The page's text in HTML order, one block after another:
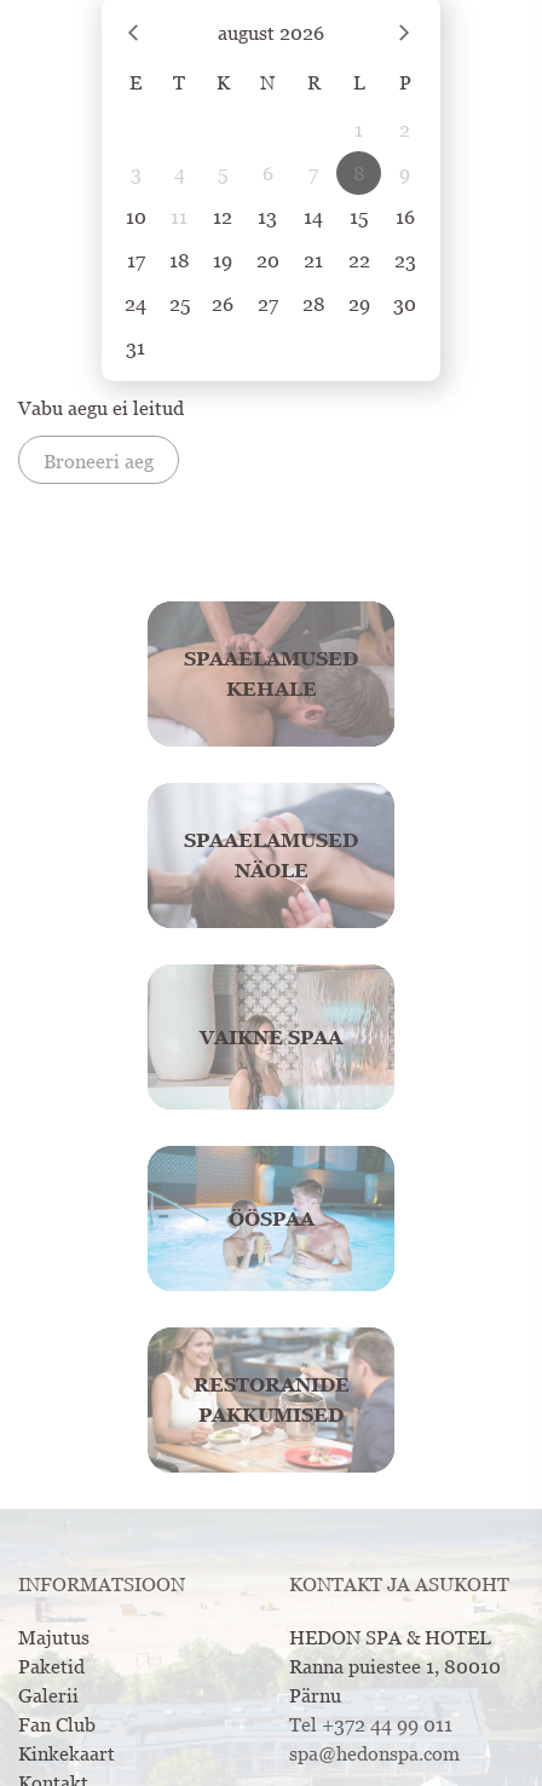
august 2026
E T K N R L P
1
2
3
4 5 6 7 8
9
10
11 12 13 14 15
16
17
18 19 20 21 22
23
24
25 26 27 28 29
30
31
Vabu aegu ei leitud
Broneeri aeg
SPAAELAMUSED
KEHALE
SPAAELAMUSED
NÄOLE
VAIKNE SPAA
ÖÖSPAA
RESTORANIDE
PAKKUMISED
INFORMATSIOON
Majutus
Paketid
Galerii
Fan Club
Kinkekaart
KONTAKT JA ASUKOHT
HEDON SPA & HOTEL
Ranna puiestee 1, 80010
Pärnu
Tel +372 44 99 011
spa@hedonspa.com